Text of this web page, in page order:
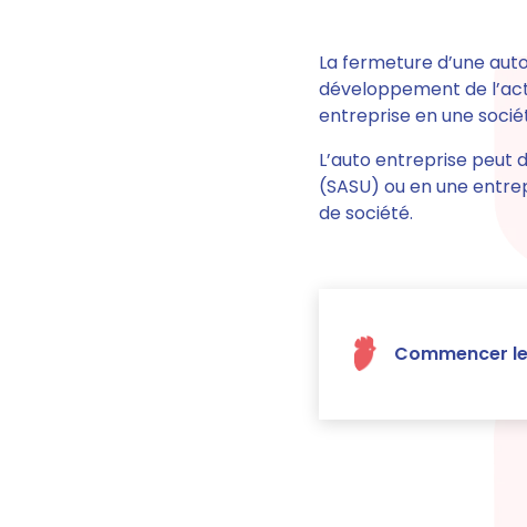
La fermeture d’une
développement de
entreprise en une
L’auto entreprise peut
(SASU) ou en une
de société.
Commencer